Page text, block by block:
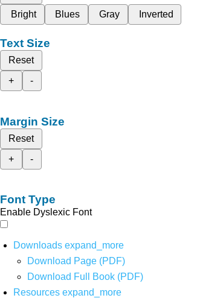
Bright
Blues Gray Inverted
Text Size
Reset
+
-
Margin Size
Reset
+
-
Font Type
Enable Dyslexic Font
Downloads expand_more
Download Page (PDF)
Download Full Book (PDF)
Resources expand_more